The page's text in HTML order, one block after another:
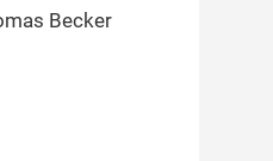
Becker